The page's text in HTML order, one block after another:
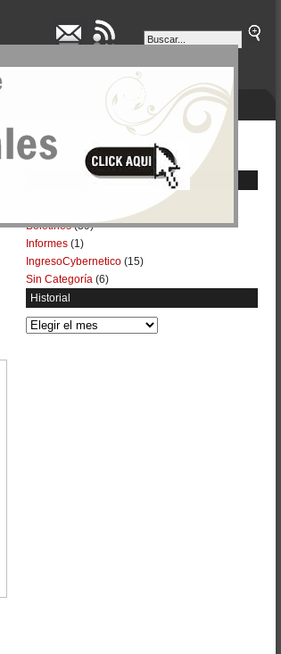
BOLETINES NEGOCIOS
Boletines(39)
Informes (1)
IngresoCybernetico (15)
Sin Categoría (6)
Historial
Historial